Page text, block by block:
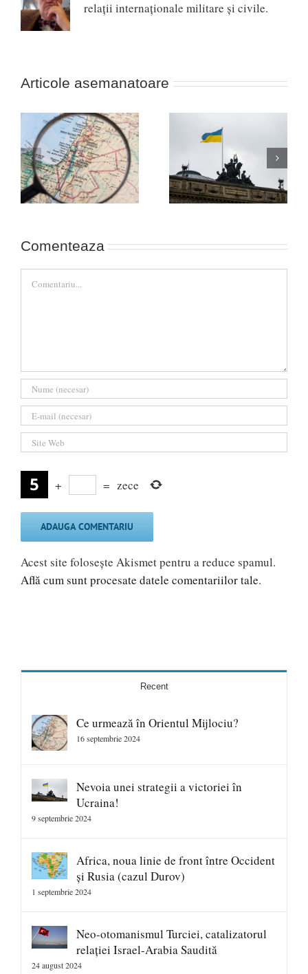
relaţii internaţionale militare şi civile.
Articole asemanatoare
Nevoia unei strategii a
victoriei în Ucraina!
Africa, noua linie de
front între Occident și
Rusia (cazul Durov)
Comenteaza
+ = zece
Acest site folosește Akismet pentru a reduce spamul.
Află cum sunt procesate datele comentariilor tale.
Recent
Ce urmează în Orientul Mijlociu?
16 septembrie 2024
Nevoia unei strategii a victoriei în
Ucraina!
9 septembrie 2024
Africa, noua linie de front între Occident
și Rusia (cazul Durov)
1 septembrie 2024
Neo-otomanismul Turciei, catalizatorul
relației Israel-Arabia Saudită
24 august 2024